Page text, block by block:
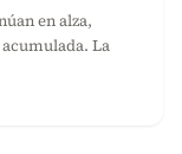
en alza,
La